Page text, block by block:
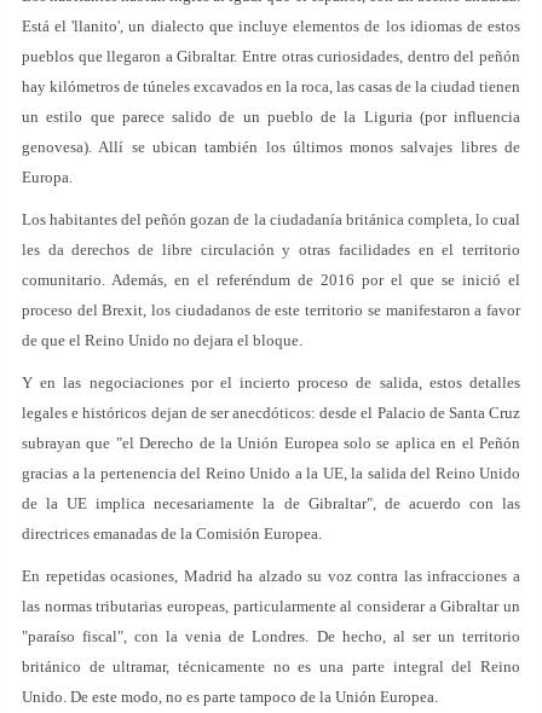
Está el 'llanito', un dialecto que incluye elementos de los idiomas de estos
pueblos que llegaron a Gibraltar. Entre otras curiosidades, dentro del peñón
hay kilómetros de túneles excavados en la roca, las casas de la ciudad tienen
un estilo que parece salido de un pueblo de la Liguria (por influencia
genovesa). Allí se ubican también los últimos monos salvajes libres de
Europa.
Los habitantes del peñón gozan de la ciudadanía británica completa, lo cual
les da derechos de libre circulación y otras facilidades en el territorio
comunitario. Además, en el referéndum de 2016 por el que se inició el
proceso del Brexit, los ciudadanos de este territorio se manifestaron a favor
de que el Reino Unido no dejara el bloque.
Y en las negociaciones por el incierto proceso de salida, estos detalles
legales e históricos dejan de ser anecdóticos: desde el Palacio de Santa Cruz
subrayan que "el Derecho de la Unión Europea solo se aplica en el Peñón
gracias a la pertenencia del Reino Unido a la UE, la salida del Reino Unido
de la UE implica necesariamente la de Gibraltar", de acuerdo con las
directrices emanadas de la Comisión Europea.
En repetidas ocasiones, Madrid ha alzado su voz contra las infracciones a
las normas tributarias europeas, particularmente al considerar a Gibraltar un
"paraíso fiscal", con la venia de Londres. De hecho, al ser un territorio
británico de ultramar, técnicamente no es una parte integral del Reino
Unido. De este modo, no es parte tampoco de la Unión Europea.